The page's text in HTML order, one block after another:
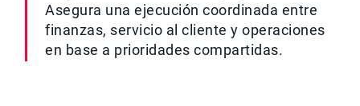
Asegura una ejecución coordinada entre
finanzas, servicio al cliente y operaciones
en base a prioridades compartidas.